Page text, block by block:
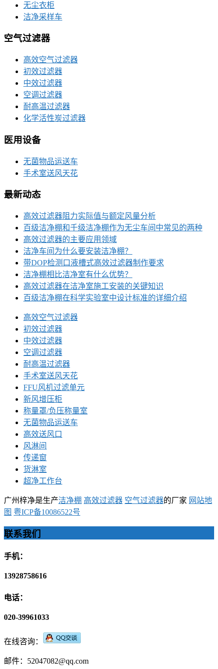
无尘衣柜
洁净采样车
空气过滤器
高效空气过滤器
初效过滤器
中效过滤器
空调过滤器
耐高温过滤器
化学活性炭过滤器
医用设备
无菌物品运送车
手术室送风天花
最新动态
高效过滤器阻力实际值与额定风量分析
百级洁净棚和千级洁净棚作为无尘车间中常见的两种
高效过滤器的主要应用领域
洁净车间为什么要安装洁净棚？
带DOP检测口液槽式高效过滤器制作要求
洁净棚相比洁净室有什么优势？
高效过滤器在洁净室施工安装的关键知识
百级洁净棚在科学实验室中设计标准的详细介绍
高效空气过滤器
初效过滤器
中效过滤器
空调过滤器
耐高温过滤器
手术室送风天花
FFU风机过滤单元
新风增压柜
称量罩/负压称量室
无菌物品运送车
高效送风口
风淋间
传递窗
货淋室
超净工作台
广州梓净是生产洁净棚 高效过滤器 空气过滤器的厂家 网站地
图 粤ICP备10086522号
联系我们
手机：
13928758616
电话：
020-39961033
在线咨询：
邮件：52047082@qq.com